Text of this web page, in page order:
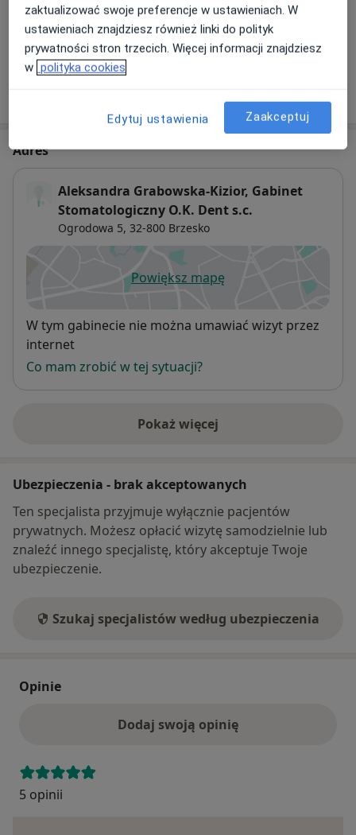
Konsultacja protetyczna
Szczegóły
Adres
Aleksandra Grabowska-Kizior, Gabinet
Stomatologiczny O.K. Dent s.c.
Ogrodowa 5, 32-800 Brzesko
Powiększ mapęotwiera się w nowej karcie
Dostępność
W tym gabinecie nie można umawiać wizyt przez
internet
Co mam zrobić w tej sytuacji?
Pokaż więcej
o adresie
Ubezpieczenia - brak akceptowanych
Ten specjalista przyjmuje wyłącznie pacjentów
prywatnych. Możesz opłacić wizytę samodzielnie lub
znaleźć innego specjalistę, który akceptuje Twoje
ubezpieczenie.
Szukaj specjalistów według ubezpieczenia
Opinie
Dodaj swoją opinię
5 opinii
zaktualizować swoje preferencje w ustawieniach. W
ustawieniach znajdziesz również linki do polityk
prywatności stron trzecich. Więcej informacji znajdziesz
w polityka cookies
Edytuj ustawienia Zaakceptuj